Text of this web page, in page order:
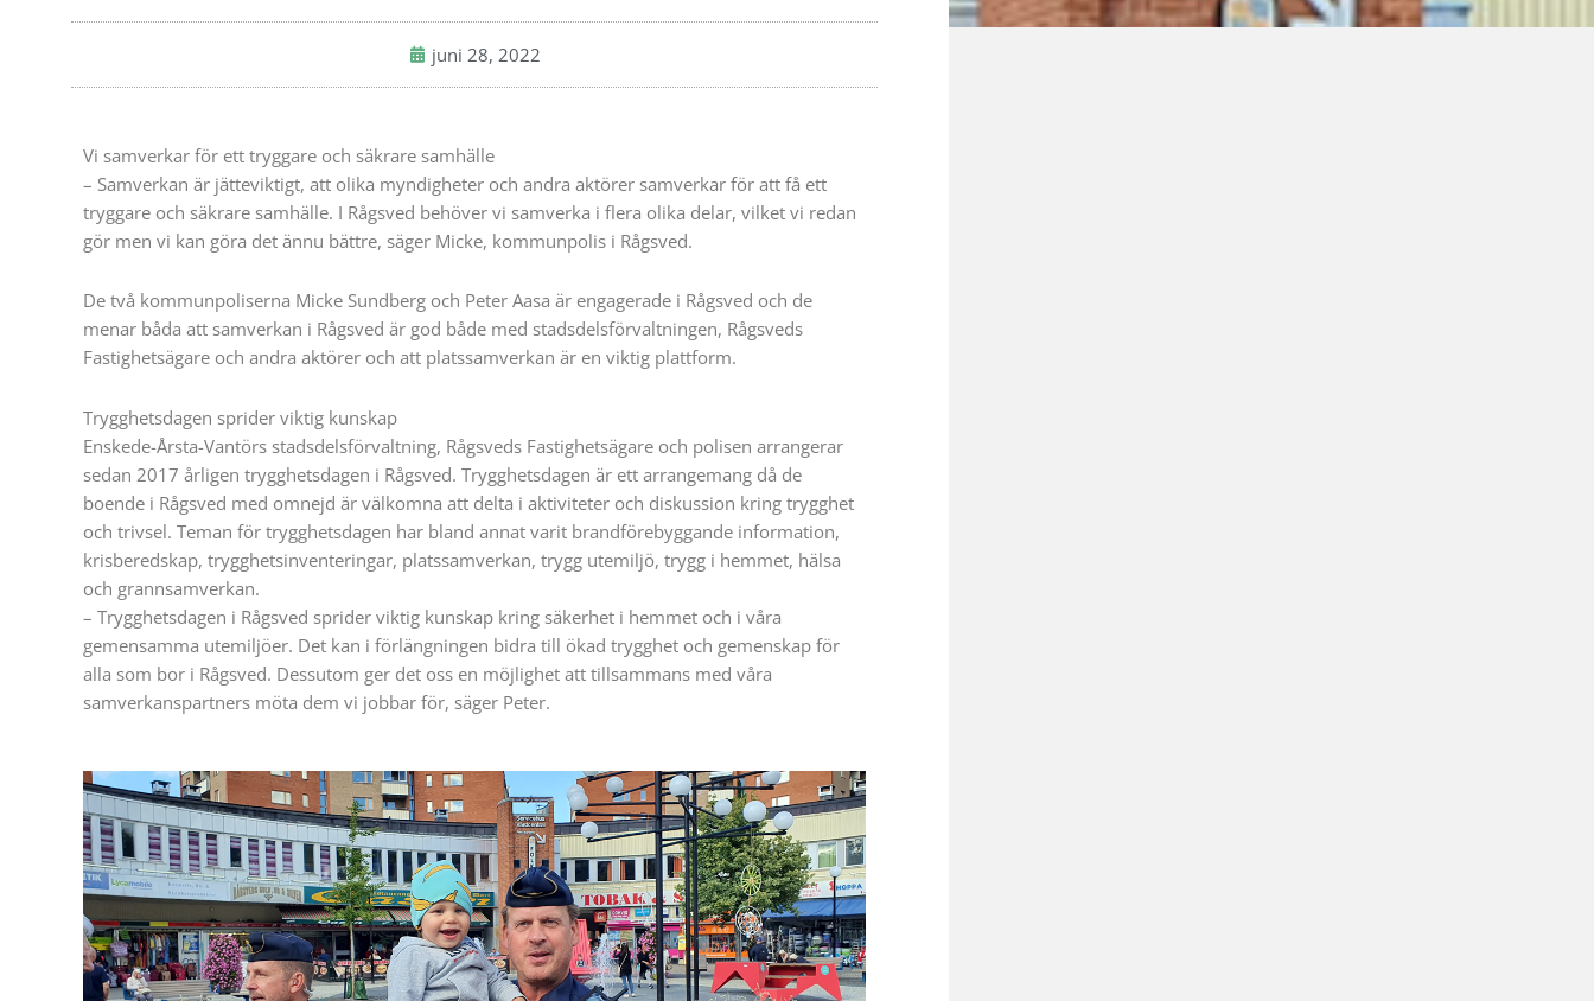
juni 28, 2022
Vi samverkar för ett tryggare och säkrare samhälle
– Samverkan är jätteviktigt, att olika myndigheter och andra aktörer samverkar för att få ett
tryggare och säkrare samhälle. I Rågsved behöver vi samverka i flera olika delar, vilket vi redan
gör men vi kan göra det ännu bättre, säger Micke, kommunpolis i Rågsved.
De två kommunpoliserna Micke Sundberg och Peter Aasa är engagerade i Rågsved och de
menar båda att samverkan i Rågsved är god både med stadsdelsförvaltningen, Rågsveds
Fastighetsägare och andra aktörer och att platssamverkan är en viktig plattform.
Trygghetsdagen sprider viktig kunskap
Enskede-Årsta-Vantörs stadsdelsförvaltning, Rågsveds Fastighetsägare och polisen arrangerar
sedan 2017 årligen trygghetsdagen i Rågsved. Trygghetsdagen är ett arrangemang då de
boende i Rågsved med omnejd är välkomna att delta i aktiviteter och diskussion kring trygghet
och trivsel. Teman för trygghetsdagen har bland annat varit brandförebyggande information,
krisberedskap, trygghetsinventeringar, platssamverkan, trygg utemiljö, trygg i hemmet, hälsa
och grannsamverkan.
– Trygghetsdagen i Rågsved sprider viktig kunskap kring säkerhet i hemmet och i våra
gemensamma utemiljöer. Det kan i förlängningen bidra till ökad trygghet och gemenskap för
alla som bor i Rågsved. Dessutom ger det oss en möjlighet att tillsammans med våra
samverkanspartners möta dem vi jobbar för, säger Peter.